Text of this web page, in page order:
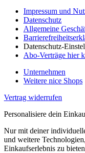
Impressum und
Datenschutz
Allgemeine
Datenschutz-
Abo-Verträge hier
Unternehmen
Weitere nice Shops
Vertrag widerrufen
Personalisiere dein
Nur mit deiner
und weitere
Einkaufserlebnis zu